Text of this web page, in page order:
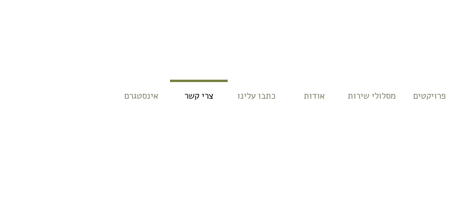
פרויקטים מסלולי שירות אודות כתבו עלינו צרי קשר אינסטגרם